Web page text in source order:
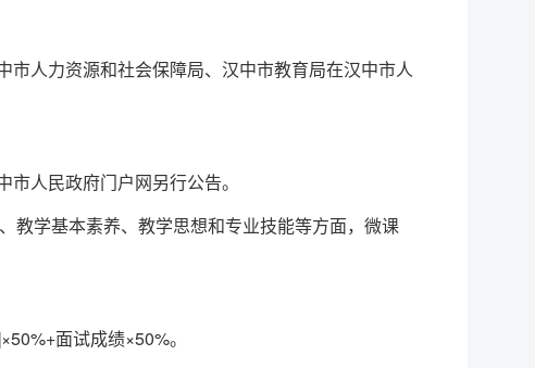
人力资源和社会保障局、汉中市教育局在汉中市人
人民政府门户网另行公告。
教学基本素养、教学思想和专业技能等方面，微课
面试成绩×50%。